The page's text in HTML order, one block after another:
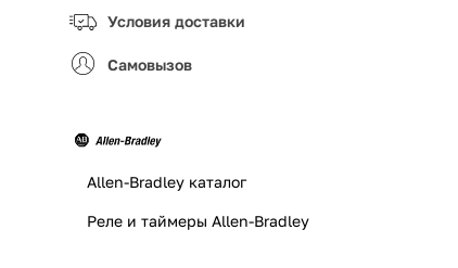
Условия доставки
Самовызов
Allen-Bradley каталог
Реле и таймеры Allen-Bradley